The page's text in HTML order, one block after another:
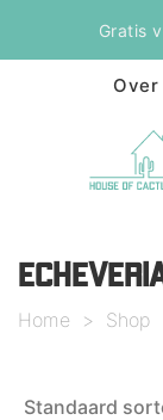
Gratis
Over
Home > Shop